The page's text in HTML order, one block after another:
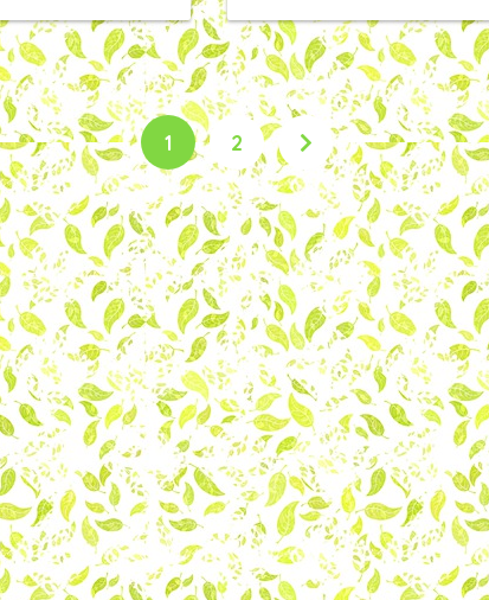
1 2